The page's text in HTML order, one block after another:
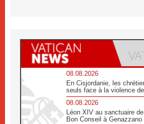
08.08.2026
En Cisjordanie, les
seuls face à la violence
08.08.2026
Léon XIV au sanctuaire
Bon Conseil à